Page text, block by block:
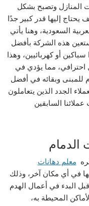
المنازل وتصبح بشكل
يحتاج إليها قدر كبير جدًا
السعودية، وهنا يأتي
هذه الشركة بأفضل
أو كهربائيين، وهذا
احترافي، مما يؤدي في
للمبنى وبقائه في أفضل
الجدد الذين يتعاملون
السابقين
معلم دهانات
في أي مكان آخر، وذلك
البدء في أعمال الهدم
المحيطة به،